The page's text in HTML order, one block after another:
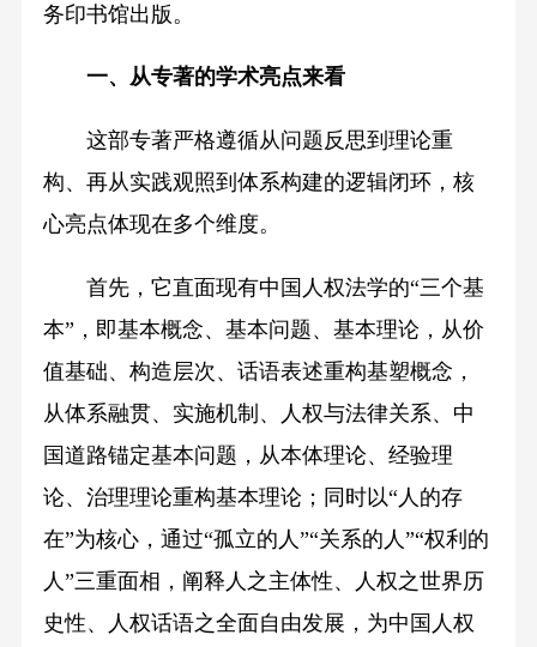
务印书馆出版。
一、从专著的学术亮点来看
这部专著严格遵循从问题反思到理论重
构、再从实践观照到体系构建的逻辑闭环，核
心亮点体现在多个维度。
首先，它直面现有中国人权法学的“三个基
本”，即基本概念、基本问题、基本理论，从价
值基础、构造层次、话语表述重构基塑概念，
从体系融贯、实施机制、人权与法律关系、中
国道路锚定基本问题，从本体理论、经验理
论、治理理论重构基本理论；同时以“人的存
在”为核心，通过“孤立的人”“关系的人”“权利的
人”三重面相，阐释人之主体性、人权之世界历
史性、人权话语之全面自由发展，为中国人权